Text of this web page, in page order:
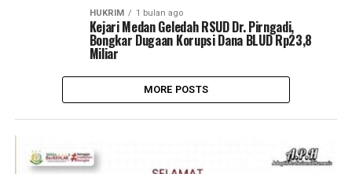
HUKRIM 1 bulan ago
Kejari Medan Geledah RSUD Dr. Pirngadi,
Bongkar Dugaan Korupsi Dana BLUD Rp23,8
Miliar
MORE POSTS